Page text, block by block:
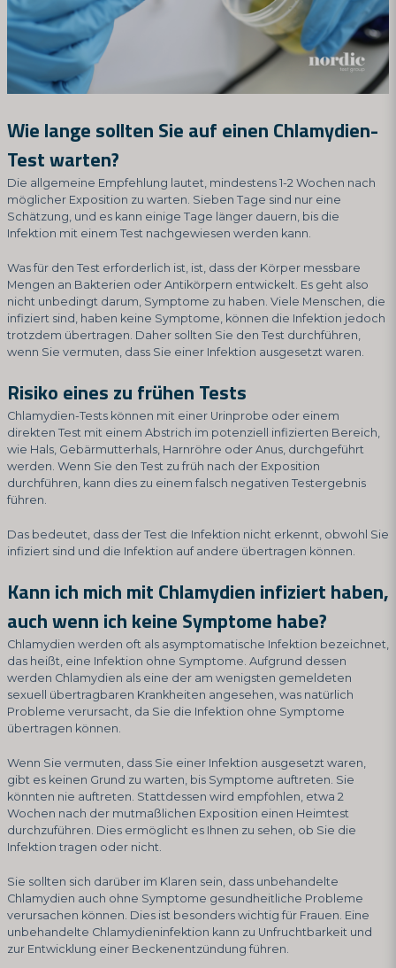
Wie lange sollten Sie auf einen Chlamydien-
Test warten?
Die allgemeine Empfehlung lautet, mindestens 1-2 Wochen nach
möglicher Exposition zu warten. Sieben Tage sind nur eine
Schätzung, und es kann einige Tage länger dauern, bis die
Infektion mit einem Test nachgewiesen werden kann.
Was für den Test erforderlich ist, ist, dass der Körper messbare
Mengen an Bakterien oder Antikörpern entwickelt. Es geht also
nicht unbedingt darum, Symptome zu haben. Viele Menschen, die
infiziert sind, haben keine Symptome, können die Infektion jedoch
trotzdem übertragen. Daher sollten Sie den Test durchführen,
wenn Sie vermuten, dass Sie einer Infektion ausgesetzt waren.
Risiko eines zu frühen Tests
Chlamydien-Tests können mit einer Urinprobe oder einem
direkten Test mit einem Abstrich im potenziell infizierten Bereich,
wie Hals, Gebärmutterhals, Harnröhre oder Anus, durchgeführt
werden. Wenn Sie den Test zu früh nach der Exposition
durchführen, kann dies zu einem falsch negativen Testergebnis
führen.
Das bedeutet, dass der Test die Infektion nicht erkennt, obwohl Sie
infiziert sind und die Infektion auf andere übertragen können.
Kann ich mich mit Chlamydien infiziert haben,
auch wenn ich keine Symptome habe?
Chlamydien werden oft als asymptomatische Infektion bezeichnet,
das heißt, eine Infektion ohne Symptome. Aufgrund dessen
werden Chlamydien als eine der am wenigsten gemeldeten
sexuell übertragbaren Krankheiten angesehen, was natürlich
Probleme verursacht, da Sie die Infektion ohne Symptome
übertragen können.
Wenn Sie vermuten, dass Sie einer Infektion ausgesetzt waren,
gibt es keinen Grund zu warten, bis Symptome auftreten. Sie
könnten nie auftreten. Stattdessen wird empfohlen, etwa 2
Wochen nach der mutmaßlichen Exposition einen Heimtest
durchzuführen. Dies ermöglicht es Ihnen zu sehen, ob Sie die
Infektion tragen oder nicht.
Sie sollten sich darüber im Klaren sein, dass unbehandelte
Chlamydien auch ohne Symptome gesundheitliche Probleme
verursachen können. Dies ist besonders wichtig für Frauen. Eine
unbehandelte Chlamydieninfektion kann zu Unfruchtbarkeit und
zur Entwicklung einer Beckenentzündung führen.